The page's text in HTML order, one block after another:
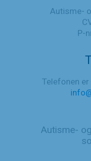
Autisme-
P-
Telefonen
Autisme-